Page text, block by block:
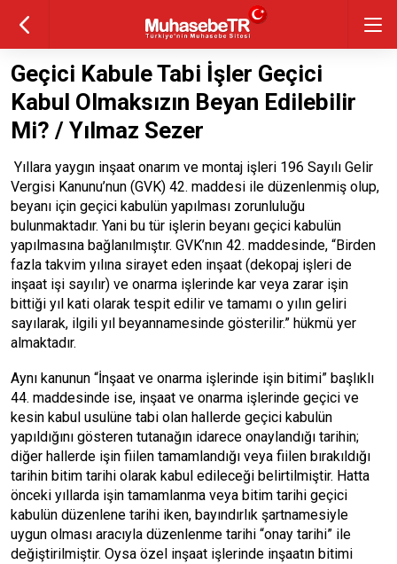
Geçici Kabule Tabi İşler Geçici
Kabul Olmaksızın Beyan Edilebilir
Mi? / Yılmaz Sezer
Yıllara yaygın inşaat onarım ve montaj işleri 196 Sayılı Gelir
Vergisi Kanunu’nun (GVK) 42. maddesi ile düzenlenmiş olup,
beyanı için geçici kabulün yapılması zorunluluğu
bulunmaktadır. Yani bu tür işlerin beyanı geçici kabulün
yapılmasına bağlanılmıştır. GVK’nın 42. maddesinde, “Birden
fazla takvim yılına sirayet eden inşaat (dekopaj işleri de
inşaat işi sayılır) ve onarma işlerinde kar veya zarar işin
bittiği yıl kati olarak tespit edilir ve tamamı o yılın geliri
sayılarak, ilgili yıl beyannamesinde gösterilir.” hükmü yer
almaktadır.
Aynı kanunun “İnşaat ve onarma işlerinde işin bitimi” başlıklı
44. maddesinde ise, inşaat ve onarma işlerinde geçici ve
kesin kabul usulüne tabi olan hallerde geçici kabulün
yapıldığını gösteren tutanağın idarece onaylandığı tarihin;
diğer hallerde işin fiilen tamamlandığı veya fiilen bırakıldığı
tarihin bitim tarihi olarak kabul edileceği belirtilmiştir. Hatta
önceki yıllarda işin tamamlanma veya bitim tarihi geçici
kabulün düzenlene tarihi iken, bayındırlık şartnamesiyle
uygun olması aracıyla düzenlenme tarihi “onay tarihi” ile
değiştirilmiştir. Oysa özel inşaat işlerinde inşaatın bitimi